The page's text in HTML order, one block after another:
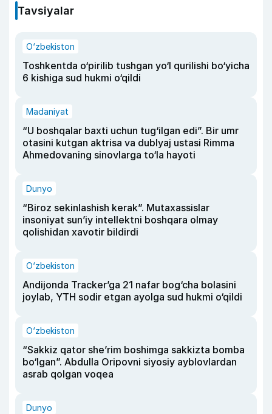
Tavsiyalar
O‘zbekiston
Toshkentda o‘pirilib tushgan yo‘l qurilishi bo‘yicha
6 kishiga sud hukmi o‘qildi
Madaniyat
“U boshqalar baxti uchun tug‘ilgan edi”. Bir umr
otasini kutgan aktrisa va dublyaj ustasi Rimma
Ahmedovaning sinovlarga to‘la hayoti
Dunyo
“Biroz sekinlashish kerak”. Mutaxassislar
insoniyat sun’iy intellektni boshqara olmay
qolishidan xavotir bildirdi
O‘zbekiston
Andijonda Tracker’ga 21 nafar bog‘cha bolasini
joylab, YTH sodir etgan ayolga sud hukmi o‘qildi
O‘zbekiston
“Sakkiz qator she’rim boshimga sakkizta bomba
bo‘lgan”. Abdulla Oripovni siyosiy ayblovlardan
asrab qolgan voqea
Dunyo